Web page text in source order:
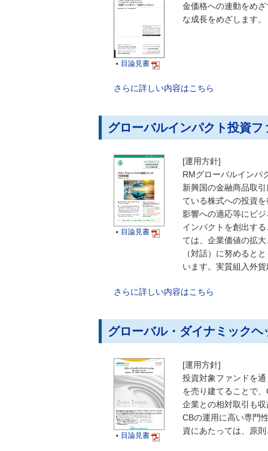
 目論見書
金価格への連動をめ
な成長をめざします。
さらに詳しい内容はこちら
グローバルインパクト投資
 目論見書
[運用方針]
RMグローバルインパ
新興国の金融商品取
ている株式への投資
影響への適応等にビ
インパクトを創出す
ては、企業価値の拡
（対話）に努めると
います。実質組入外
さらに詳しい内容はこちら
グローバル・ダイナミック
 目論見書
[運用方針]
投資対象ファンドを
を売り建てることで
企業との相対取引も
CBの運用に高い専門
資にあたっては、原